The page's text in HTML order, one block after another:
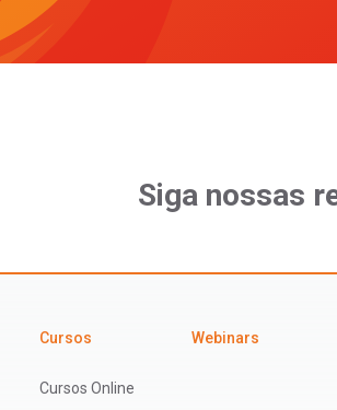
Siga nossas
Cursos
Cursos Online
Webinars